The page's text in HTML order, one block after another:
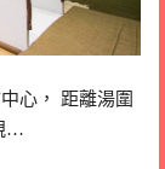
心， 距離湯圍
…